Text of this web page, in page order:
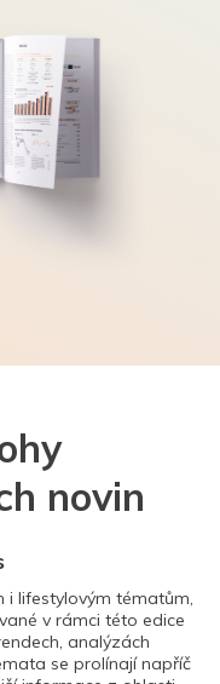
novin
lifestylovým tématům,
v rámci této edice
analýzách
se prolínají napříč